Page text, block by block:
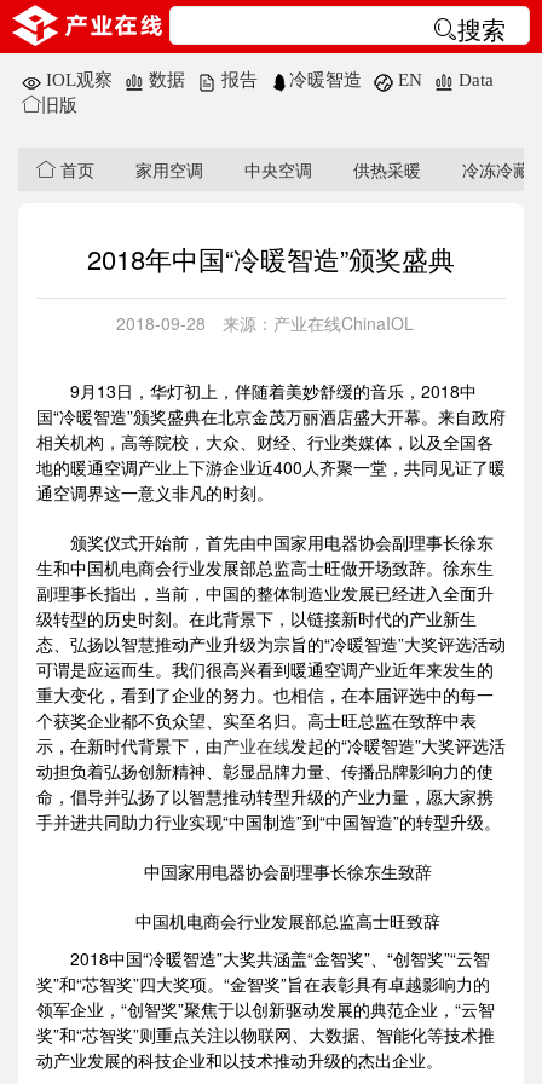
搜索
IOL观察 数据 报告 冷暖智造 EN
Data
旧版
首页 家用空调 中央空调 供热采暖 冷冻冷藏
2018年中国“冷暖智造”颁奖盛典
2018-09-28 来源：产业在线ChinaIOL
9月13日，华灯初上，伴随着美妙舒缓的音乐，2018中
国“冷暖智造”颁奖盛典在北京金茂万丽酒店盛大开幕。来自政府
相关机构，高等院校，大众、财经、行业类媒体，以及全国各
地的暖通空调产业上下游企业近400人齐聚一堂，共同见证了暖
通空调界这一意义非凡的时刻。
颁奖仪式开始前，首先由中国家用电器协会副理事长徐东
生和中国机电商会行业发展部总监高士旺做开场致辞。徐东生
副理事长指出，当前，中国的整体制造业发展已经进入全面升
级转型的历史时刻。在此背景下，以链接新时代的产业新生
态、弘扬以智慧推动产业升级为宗旨的“冷暖智造”大奖评选活动
可谓是应运而生。我们很高兴看到暖通空调产业近年来发生的
重大变化，看到了企业的努力。也相信，在本届评选中的每一
个获奖企业都不负众望、实至名归。高士旺总监在致辞中表
示，在新时代背景下，由产业在线发起的“冷暖智造”大奖评选活
动担负着弘扬创新精神、彰显品牌力量、传播品牌影响力的使
命，倡导并弘扬了以智慧推动转型升级的产业力量，愿大家携
手并进共同助力行业实现“中国制造”到“中国智造”的转型升级。
中国家用电器协会副理事长徐东生致辞
中国机电商会行业发展部总监高士旺致辞
2018中国“冷暖智造”大奖共涵盖“金智奖”、“创智奖”“云智
奖”和“芯智奖”四大奖项。“金智奖”旨在表彰具有卓越影响力的
领军企业，“创智奖”聚焦于以创新驱动发展的典范企业，“云智
奖”和“芯智奖”则重点关注以物联网、大数据、智能化等技术推
动产业发展的科技企业和以技术推动升级的杰出企业。